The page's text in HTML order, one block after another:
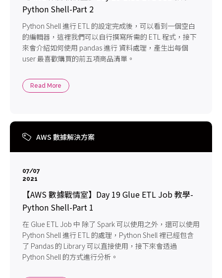
Python Shell-Part 2
Python Shell 進行 ETL 的設定完成後，可以看到一個空白
的編輯器，這裡我們可以自行撰寫所需的 ETL 程式，接下
來會介紹如何使用 pandas 進行 資料處理，產生出每個
user 最喜歡購買的前五項商品清單。
Read More
AWS 數據解決方案
07/07
2021
【AWS 數據戰情室】Day 19 Glue ETL Job 教學-
Python Shell-Part 1
在 Glue ETL Job 中 除了 Spark 可以使用之外，還可以使用
Python Shell 進行 ETL 的處理，Python Shell 裡已經包含
了 Pandas 的 Library 可以直接使用，接下來會透過
Python Shell 的方式進行分析。